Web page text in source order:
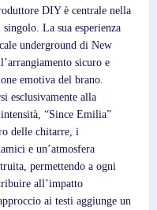
DIY è centrale nella
La sua esperienza
underground di New
sicuro e
emotiva del brano.
esclusivamente alla
“Since Emilia”
delle chitarre, i
e un’atmosfera
permettendo a ogni
all’impatto
ai testi aggiunge un